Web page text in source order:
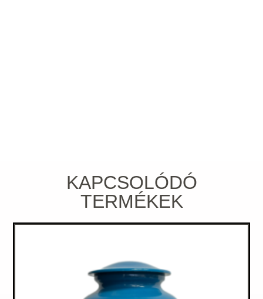
KAPCSOLÓDÓ
TERMÉKEK